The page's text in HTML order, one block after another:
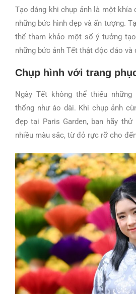
Tạo dáng khi chụp ảnh là một khía
những bức hình đẹp và ấn tượng.
thể tham khảo một số ý tưởng
những bức ảnh Tết thật độc đáo và
Chụp hình với trang
Ngày Tết không thể thiếu
thống như áo dài. Khi chụp ảnh
đẹp tại Paris Garden, bạn hãy
nhiều màu sắc, từ đỏ rực rỡ cho